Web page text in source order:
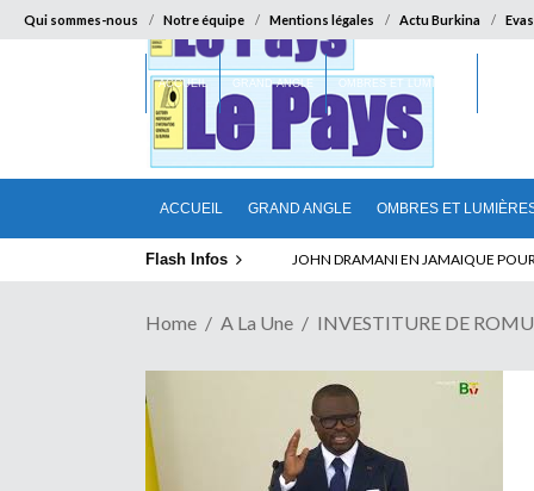
Qui sommes-nous Notre équipe Mentions légales Actu Burkina
ACCUEIL GRAND ANGLE OMBRES ET
ACCUEIL GRAND ANGLE OMBRES ET LUMIÈRES
Flash Infos ABSENCE PROLONGEE DE PAUL
Home A La Une INVESTITURE DE